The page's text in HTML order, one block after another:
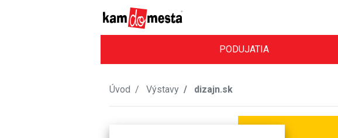
PODUJATIA
Úvod Výstavy dizajn.sk